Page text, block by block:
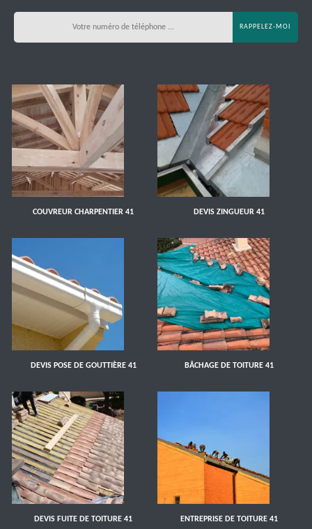
COUVREUR CHARPENTIER 41 DEVIS ZINGUEUR 41
DEVIS POSE DE GOUTTIÈRE 41 BÂCHAGE DE TOITURE 41
DEVIS FUITE DE TOITURE 41 ENTREPRISE DE TOITURE 41